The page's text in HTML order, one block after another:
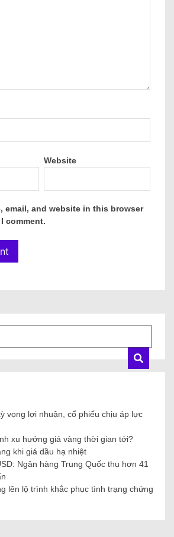
Website
email, and website in this browser
comment.
vọng lợi nhuận, cổ phiếu chịu áp lực
xu hướng giá vàng thời gian tới?
khi giá dầu hạ nhiệt
Ngân hàng Trung Quốc thu hơn 41
lên lộ trình khắc phục tình trạng chứng